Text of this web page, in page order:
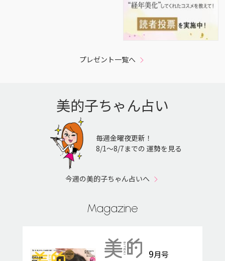
プレゼント一覧へ
美的子ちゃん占い
毎週金曜夜更新！
8/1〜8/7までの 運勢を見る
今週の美的子ちゃん占いへ
Magazine
9月号